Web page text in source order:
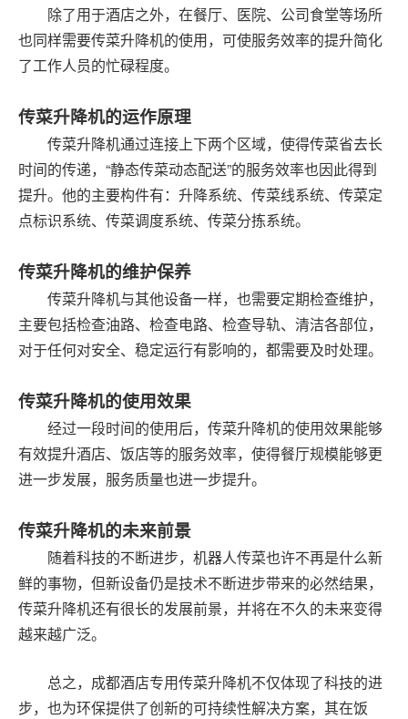
除了用于酒店之外，在餐厅、医院、公司食堂等场所
也同样需要传菜升降机的使用，可使服务效率的提升简化
了工作人员的忙碌程度。
传菜升降机的运作原理
传菜升降机通过连接上下两个区域，使得传菜省去长
时间的传递，“静态传菜动态配送”的服务效率也因此得到
提升。他的主要构件有：升降系统、传菜线系统、传菜定
点标识系统、传菜调度系统、传菜分拣系统。
传菜升降机的维护保养
传菜升降机与其他设备一样，也需要定期检查维护，
主要包括检查油路、检查电路、检查导轨、清洁各部位，
对于任何对安全、稳定运行有影响的，都需要及时处理。
传菜升降机的使用效果
经过一段时间的使用后，传菜升降机的使用效果能够
有效提升酒店、饭店等的服务效率，使得餐厅规模能够更
进一步发展，服务质量也进一步提升。
传菜升降机的未来前景
随着科技的不断进步，机器人传菜也许不再是什么新
鲜的事物，但新设备仍是技术不断进步带来的必然结果，
传菜升降机还有很长的发展前景，并将在不久的未来变得
越来越广泛。
总之，成都酒店专用传菜升降机不仅体现了科技的进
步，也为环保提供了创新的可持续性解决方案，其在饭